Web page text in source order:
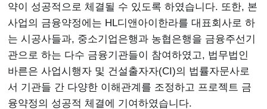
약이 성공적으로 체결될 수 있도록 하였습니다. 또한, 본
사업의 금융약정에는 HL디앤아이한라를 대표회사로 하
는 시공사들과, 중소기업은행과 농협은행을 금융주선기
관으로 하는 다수 금융기관들이 참여하였고, 법무법인
바른은 사업시행자 및 건설출자자(CI)의 법률자문사로
서 기관들 간 다양한 이해관계를 조정하고 프로젝트 금
융약정의 성공적 체결에 기여하였습니다.